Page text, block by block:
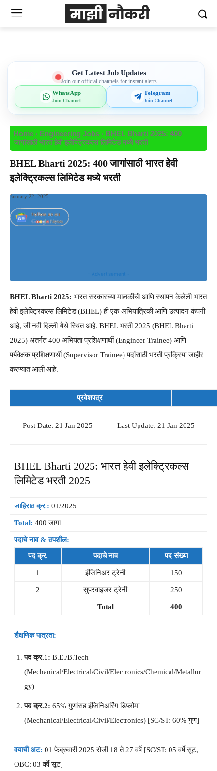
Get Latest Job Updates
Join our official channels for instant alerts
WhatsApp
Join Channel
Telegram
Join Channel
Home Engineering Jobs
BHEL Bharti 2025: 400
जागांसाठी भारत हेवी इलेक्ट्रिकल्स लिमिटेड मध्ये भरती
BHEL Bharti 2025: 400 जागांसाठी भारत हेवी
इलेक्ट्रिकल्स लिमिटेड मध्ये भरती
January 22, 2025
- Advertisement -
BHEL Bharti 2025: भारत सरकारच्या मालकीची आणि स्थापन केलेली भारत
हेवी इलेक्ट्रिकल्स लिमिटेड (BHEL) ही एक अभियांत्रिकी आणि उत्पादन कंपनी
आहे, जी नवी दिल्ली येथे स्थित आहे. BHEL भरती 2025 (BHEL Bharti
2025) अंतर्गत 400 अभियंता प्रशिक्षणार्थी (Engineer Trainee) आणि
पर्यवेक्षक प्रशिक्षणार्थी (Supervisor Trainee) पदांसाठी भरती प्रक्रिया जाहीर
करण्यात आली आहे.
प्रवेशपत्र
Post Date: 21 Jan 2025 Last Update: 21 Jan 2025
BHEL Bharti 2025: भारत हेवी इलेक्ट्रिकल्स
लिमिटेड भरती 2025
जाहिरात क्र.: 01/2025
Total: 400 जागा
पदाचे नाव & तपशील:
पद क्र. पदाचे नाव पद संख्या
1 इंजिनिअर ट्रेनी 150
2 सुपरवाइजर ट्रेनी 250
Total 400
शैक्षणिक पात्रता:
पद क्र.1: B.E./B.Tech
(Mechanical/Electrical/Civil/Electronics/Chemical/Metallur
gy)
पद क्र.2: 65% गुणांसह इंजिनिअरिंग डिप्लोमा
(Mechanical/Electrical/Civil/Electronics) [SC/ST: 60% गुण]
वयाची अट: 01 फेब्रुवारी 2025 रोजी 18 ते 27 वर्षे [SC/ST: 05 वर्षे सूट,
OBC: 03 वर्षे सूट]